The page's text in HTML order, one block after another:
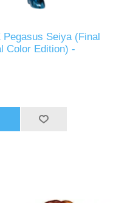
Seiya (Final
Color Edition) -